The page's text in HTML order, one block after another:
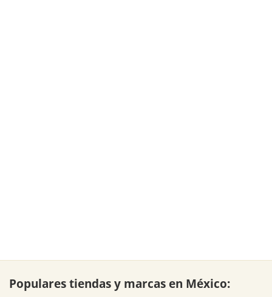
Populares tiendas y marcas en México: